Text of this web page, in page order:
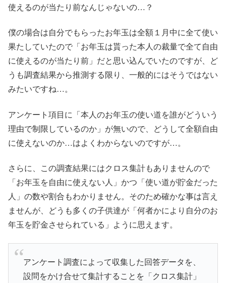
使えるのが当たり前なんじゃないの…？
僕の場合は自分でもらったお年玉は全額１月中に全て使い
果たしていたので「お年玉は貰った本人の裁量で全て自由
に使えるのが当たり前」だと思い込んでいたのですが、ど
うも調査結果から推測する限り、一般的にはそうではない
みたいですね…。
アンケート項目に「本人のお年玉の使い道を誰がどういう
理由で制限しているのか」が無いので、どうして全額自由
に使えないのか…はよくわからないのですが…。
さらに、この調査結果にはクロス集計もありませんので
「お年玉を自由に使えない人」かつ「使い道が貯金だった
人」の数や割合もわかりません。そのため確かな事は言え
ませんが、どうも多くの子供達が「何者かにより自分のお
年玉を貯金させられている」ように思えます。
アンケート調査によって収集した回答データを、
設問をかけ合せて集計することを「クロス集計」